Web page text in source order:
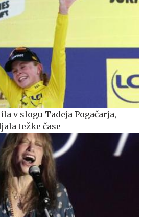
v slogu Tadeja Pogačarja,
težke čase